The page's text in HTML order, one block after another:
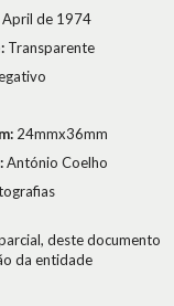
April de 1974
Transparente
24mmx36mm
António Coelho
deste documento
da entidade